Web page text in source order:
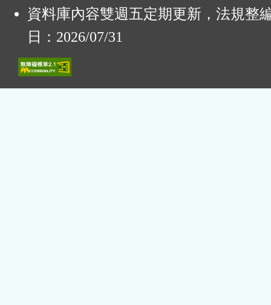
資料庫內容雙週五定期更新，法規整
日：2026/07/31